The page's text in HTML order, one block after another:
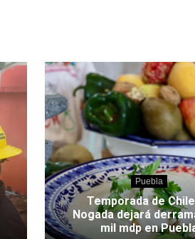
Puebla
Temporada de
Nogada dejará
mil mdp en